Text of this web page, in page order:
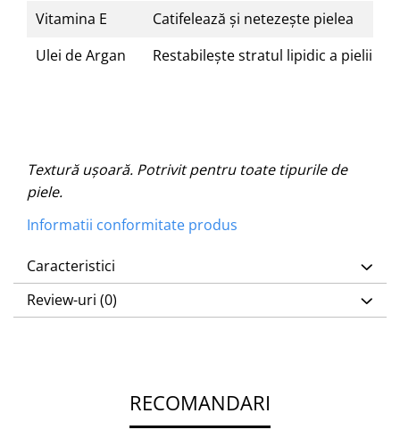
Vitamina E
Catifelează și netezește pielea
Ulei de Argan
Restabilește stratul lipidic a pielii
Textură ușoară. Potrivit pentru toate tipurile de
piele.
Informatii conformitate produs
Caracteristici
Review-uri (0)
RECOMANDARI